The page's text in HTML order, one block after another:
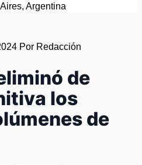
Argentina
Por Redacción
de
los
de